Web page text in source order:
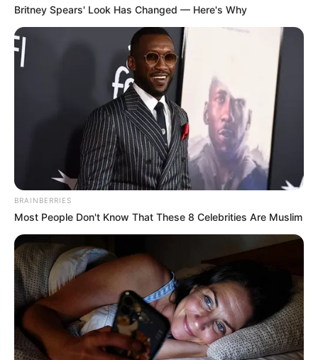
Britney Spears' Look Has Changed — Here's Why
BRAINBERRIES
Most People Don't Know That These 8 Celebrities Are Muslim